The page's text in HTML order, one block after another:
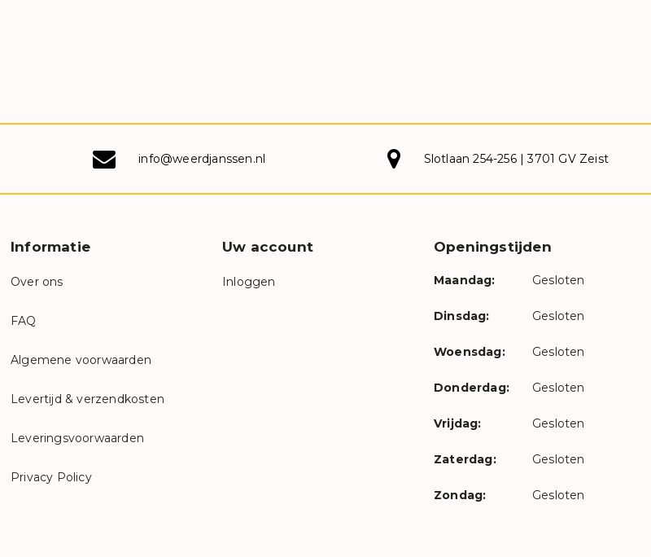
info@weerdjanssen.nl Slotlaan 254-256 | 3701 GV Zeist
Informatie
Over ons
FAQ
Algemene voorwaarden
Levertijd & verzendkosten
Leveringsvoorwaarden
Privacy Policy
Uw account
Inloggen
Openingstijden
Maandag: Gesloten
Dinsdag: Gesloten
Woensdag: Gesloten
Donderdag: Gesloten
Vrijdag: Gesloten
Zaterdag: Gesloten
Zondag: Gesloten